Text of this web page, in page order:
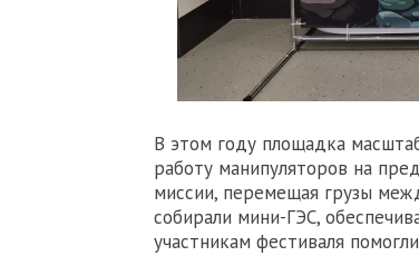
В этом году площадка
работу манипуляторов на
миссии, перемещая грузы
собирали мини-ГЭС,
участникам фестиваля